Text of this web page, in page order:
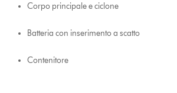
Corpo principale e ciclone
Batteria con inserimento a scatto
Contenitore